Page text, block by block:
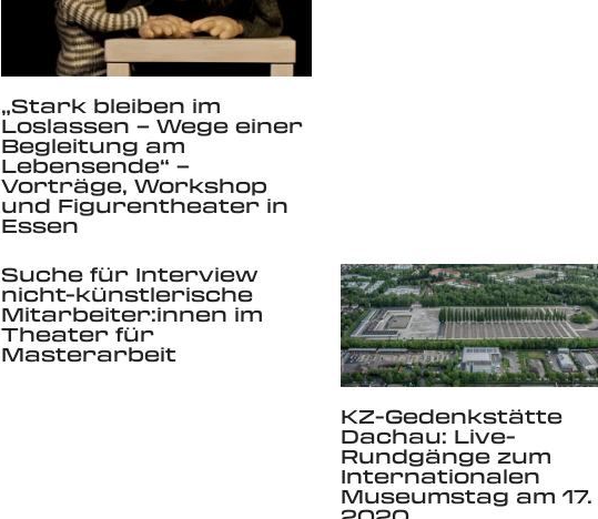
„Stark bleiben im
Loslassen – Wege einer
Begleitung am
Lebensende“ –
Vorträge, Workshop
und Figurentheater in
Essen
Suche für Interview
nicht-künstlerische
Mitarbeiter:innen im
Theater für
Masterarbeit
KZ-Gedenkstätte
Dachau: Live-
Rundgänge zum
Internationalen
Museumstag am 17.